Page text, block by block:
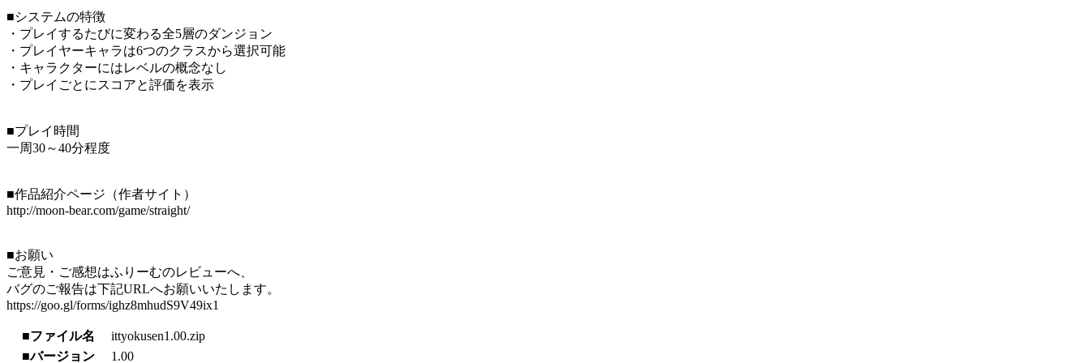
■システムの特徴
・プレイするたびに変わる全5層のダンジョン
・プレイヤーキャラは6つのクラスから選択可能
・キャラクターにはレベルの概念なし
・プレイごとにスコアと評価を表示
■プレイ時間
一周30～40分程度
■作品紹介ページ（作者サイト）
http://moon-bear.com/game/straight/
■お願い
ご意見・ご感想はふりーむのレビューへ、
バグのご報告は下記URLへお願いいたします。
https://goo.gl/forms/ighz8mhudS9V49ix1
■ファイル名
ittyokusen1.00.zip
■バージョン
1.00